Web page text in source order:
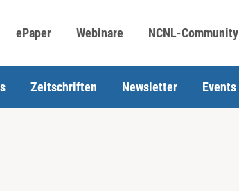
ePaper Webinare NCNL-Community
Zeitschriften Newsletter Events